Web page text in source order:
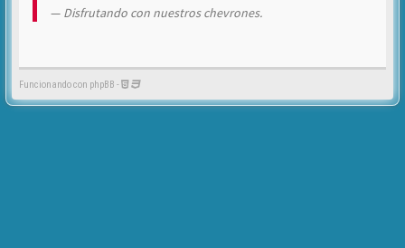
Disfrutando con nuestros chevrones.
Funcionando con phpBB -